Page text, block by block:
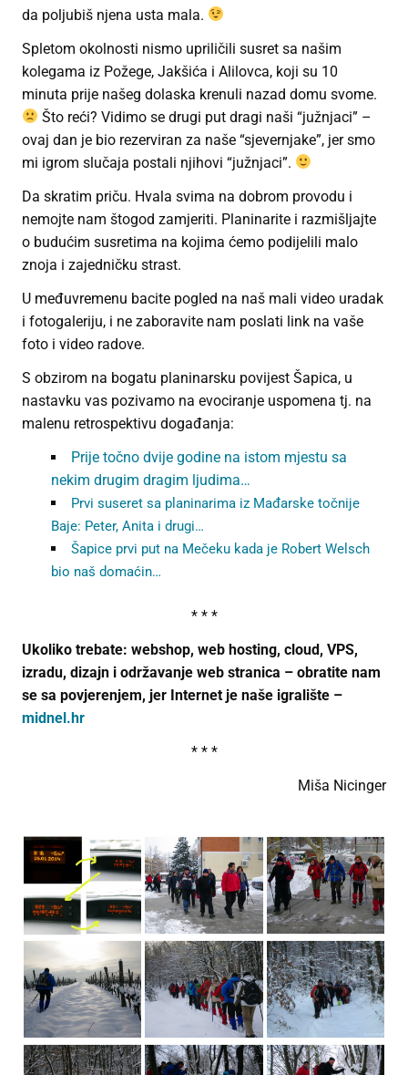
da poljubiš njena usta mala.
Spletom okolnosti nismo upriličili susret sa našim
kolegama iz Požege, Jakšića i Alilovca, koji su 10
minuta prije našeg dolaska krenuli nazad domu svome.
Što reći? Vidimo se drugi put dragi naši “južnjaci” –
ovaj dan je bio rezerviran za naše “sjevernjake”, jer smo
mi igrom slučaja postali njihovi “južnjaci”.
Da skratim priču. Hvala svima na dobrom provodu i
nemojte nam štogod zamjeriti. Planinarite i razmišljajte
o budućim susretima na kojima ćemo podijelili malo
znoja i zajedničku strast.
U međuvremenu bacite pogled na naš mali video uradak
i fotogaleriju, i ne zaboravite nam poslati link na vaše
foto i video radove.
S obzirom na bogatu planinarsku povijest Šapica, u
nastavku vas pozivamo na evociranje uspomena tj. na
malenu retrospektivu događanja:
Prije točno dvije godine na istom mjestu sa
nekim drugim dragim ljudima…
Prvi suseret sa planinarima iz Mađarske točnije
Baje: Peter, Anita i drugi…
Šapice prvi put na Mečeku kada je Robert Welsch
bio naš domaćin…
* * *
Ukoliko trebate: webshop, web hosting, cloud, VPS,
izradu, dizajn i održavanje web stranica – obratite nam
se sa povjerenjem, jer Internet je naše igralište –
midnel.hr
* * *
Miša Nicinger